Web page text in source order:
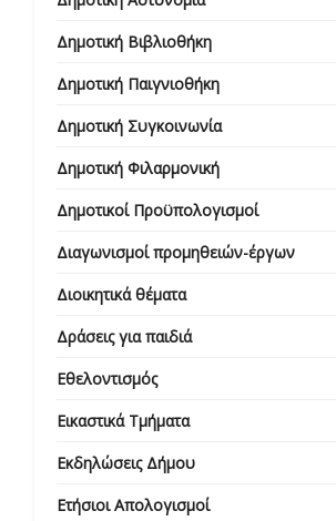
Δημοτική Βιβλιοθήκη
Δημοτική Παιγνιοθήκη
Δημοτική Συγκοινωνία
Δημοτική Φιλαρμονική
Δημοτικοί Προϋπολογισμοί
Διαγωνισμοί προμηθειών-έργων
Διοικητικά θέματα
Δράσεις για παιδιά
Εθελοντισμός
Εικαστικά Τμήματα
Εκδηλώσεις Δήμου
Ετήσιοι Απολογισμοί